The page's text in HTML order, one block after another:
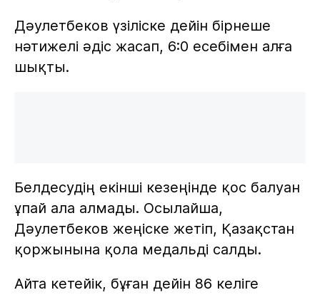
Дәулетбеков үзіліске дейін бірнеше
нәтижелі әдіс жасап, 6:0 есебімен алға
шықты.
Белдесудің екінші кезеңінде қос балуан
ұпай ала алмады. Осылайша,
Дәулетбеков жеңіске жетіп, Қазақстан
қоржынына қола медальді салды.
Айта кетейік, бұған дейін 86 келіге